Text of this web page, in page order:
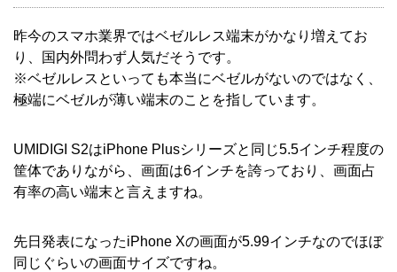
昨今のスマホ業界ではベゼルレス端末がかなり増えてお
り、国内外問わず人気だそうです。
※ベゼルレスといっても本当にベゼルがないのではなく、
極端にベゼルが薄い端末のことを指しています。
UMIDIGI S2はiPhone Plusシリーズと同じ5.5インチ程度の
筐体でありながら、画面は6インチを誇っており、画面占
有率の高い端末と言えますね。
先日発表になったiPhone Xの画面が5.99インチなのでほぼ
同じぐらいの画面サイズですね。